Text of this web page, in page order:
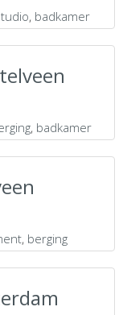
, badkamer
, badkamer
, berging